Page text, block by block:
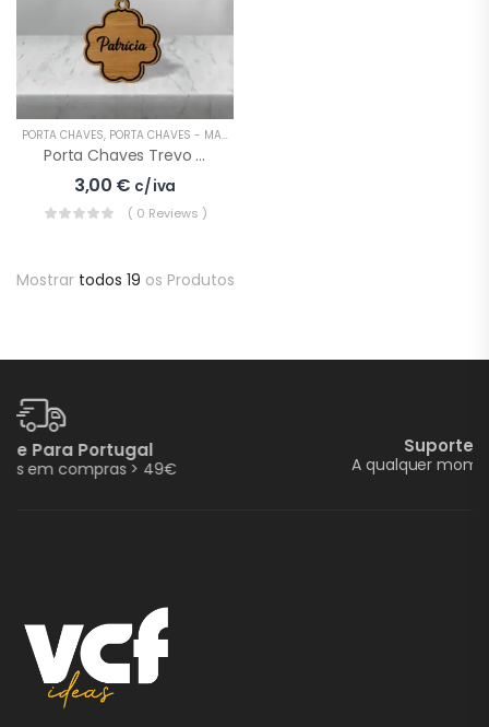
PORTA CHAVES, PORTA CHAVES - MADEIRA
Porta Chaves Trevo Nome
3,00 € c/ iva
( 0 Reviews )
Mostrar todos 19 os Produtos
Suporte E Assistência
A qualquer momento pode pedir ajuda